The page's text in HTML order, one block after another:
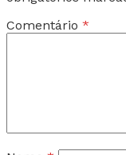
Comentário *